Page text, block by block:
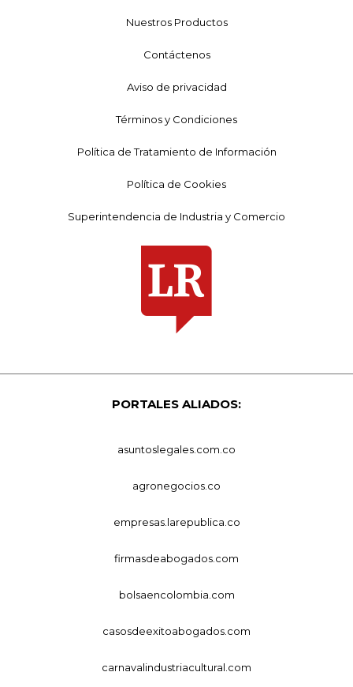
Nuestros Productos
Contáctenos
Aviso de privacidad
Términos y Condiciones
Política de Tratamiento de Información
Política de Cookies
Superintendencia de Industria y Comercio
PORTALES ALIADOS:
asuntoslegales.com.co
agronegocios.co
empresas.larepublica.co
firmasdeabogados.com
bolsaencolombia.com
casosdeexitoabogados.com
carnavalindustriacultural.com